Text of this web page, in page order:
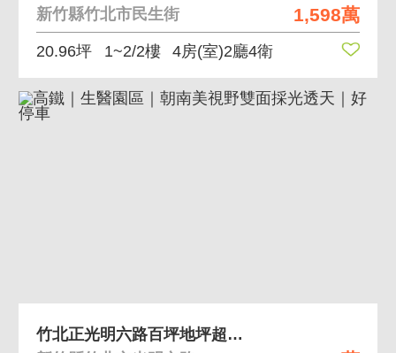
1,598萬
新竹縣竹北市民生街
20.96坪 1~2/2樓 4房(室)2廳4衛
竹北正光明六路百坪地坪超美電梯透店